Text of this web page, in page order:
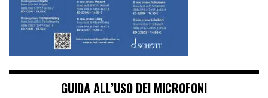
GUIDA ALL’USO DEI MICROFONI